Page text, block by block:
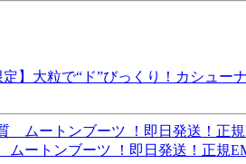
】大粒で“ド”びっくり！カシュ
ブーツ ！即日発送！正規EMU